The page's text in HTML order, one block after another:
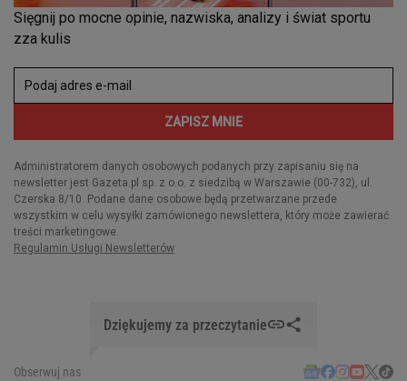
Dziękujemy za przeczytanie
Obserwuj nas